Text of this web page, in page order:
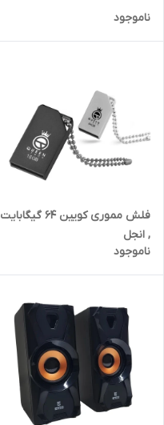
ناموجود
فلش مموری کویین 64 گیگابایت
, انجل
ناموجود